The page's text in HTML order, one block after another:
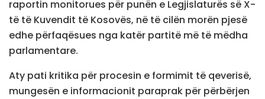
raportin monitorues për punën e Legjislaturës së X-
të të Kuvendit të Kosovës, në të cilën morën pjesë
edhe përfaqësues nga katër partitë më të mëdha
parlamentare.
Aty pati kritika për procesin e formimit të qeverisë,
mungesën e informacionit paraprak për përbërjen